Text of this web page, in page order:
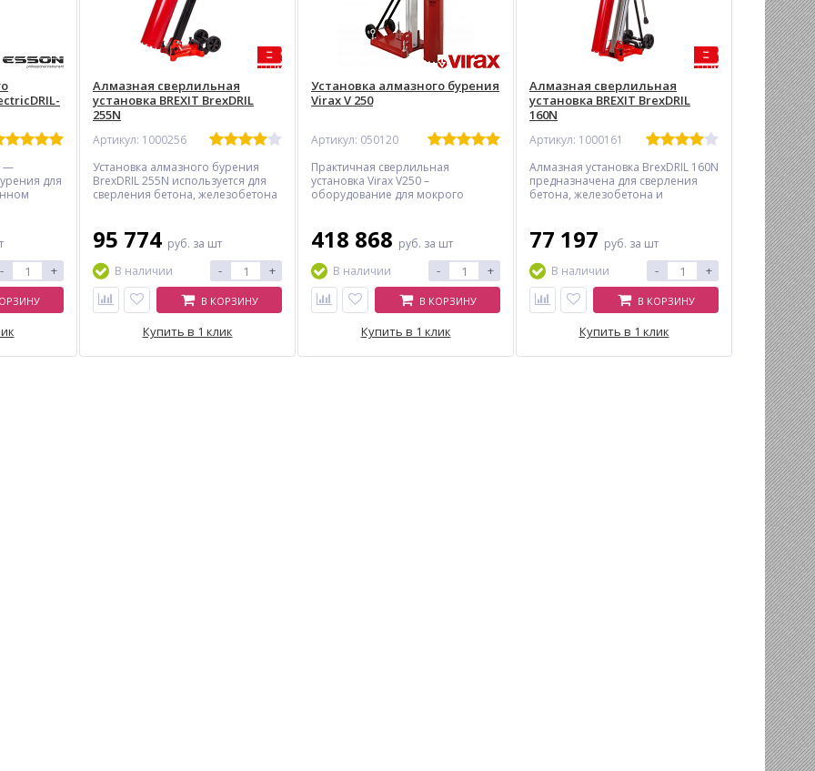
—
для
для
фирм.
от
- +
Алмазная сверлильная
установка BREXIT BrexDRIL
255N
Артикул: 1000256
Установка алмазного бурения
BrexDRIL 255N используется для
сверления бетона, железобетона
сверления 255 мм и оснащена
прочной стальной стойкой,
предотвращающей вибрации.
Конструкция обеспечивает
точность сверления и удобство
транспортировки благодаря
встроенным колесикам и
быстроразъёмному соединению.
95 774 руб. за шт
В наличии
- +
В КОРЗИНУ
Купить в 1 клик
Установка алмазного бурения
Virax V 250
Артикул: 050120
Практичная сверлильная
установка Virax V250 –
оборудование для мокрого
2500 Вт с двумя скоростями
(360/850 об/мин) и тройной
защитой обеспечивает надежную
работу. Алюминиевая стойка с
уменьшением вибрации и
возможностью сверления под
углом до 45°. Встроенный
выключатель безопасности (PRCD)
увеличения срока службы.
418 868 руб. за шт
В наличии
- +
В КОРЗИНУ
Купить в 1 клик
Алмазная сверлильная
установка BREXIT BrexDRIL
160N
Артикул: 1000161
Алмазная установка BrexDRIL 160N
предназначена для сверления
бетона, железобетона и
стойкой с зубчатой штангой для
высокой устойчивости,
механизмом предотвращения
вибрации и двумя скоростями
вращения. Идеально подходит
как для стационарного, так и для
мобильного сверления, с
интегрированным шлангом для
безопасности.
77 197 руб. за шт
В наличии
- +
В КОРЗИНУ
Купить в 1 клик